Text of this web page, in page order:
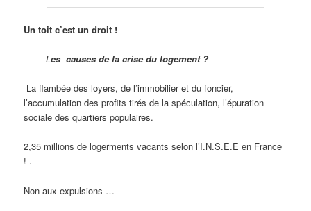
Un toit c’est un droit !
Les causes de la crise du logement ?
La flambée des loyers, de l’immobilier et du foncier,
l’accumulation des profits tirés de la spéculation, l’épuration
sociale des quartiers populaires.
2,35 millions de logerments vacants selon l’I.N.S.E.E en France
! .
Non aux expulsions …